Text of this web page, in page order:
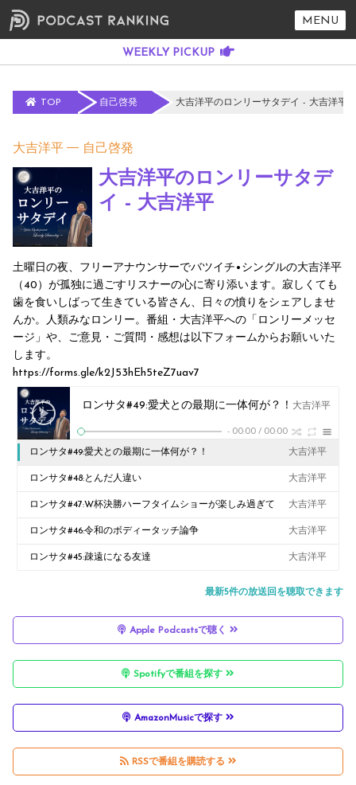
MENU
TOP 自己啓発 大吉洋平のロンリーサタデイ - 大吉洋平
大吉洋平 自己啓発
大吉洋平のロンリーサタデ
イ - 大吉洋平
土曜日の夜、フリーアナウンサーでバツイチ•シングルの大吉洋平
（40）が孤独に過ごすリスナーの心に寄り添います。寂しくても
歯を食いしばって生きている皆さん、日々の憤りをシェアしませ
んか。人類みなロンリー。番組・大吉洋平への「ロンリーメッセ
ージ」や、ご意見・ご質問・感想は以下フォームからお願いいた
します。
https://forms.gle/k2J53hEh5teZ7uav7
ロンサタ#49:愛犬との最期に一体何が？！ 大吉洋平
- 00:00 / 00:00
ロンサタ#49:愛犬との最期に一体何が？！ 大吉洋平
ロンサタ#48:とんだ人違い 大吉洋平
ロンサタ#47:W杯決勝ハーフタイムショーが楽しみ過ぎて 大吉洋平
ロンサタ#46:令和のボディータッチ論争 大吉洋平
ロンサタ#45:疎遠になる友達 大吉洋平
最新5件の放送回を聴取できます
Apple Podcastsで聴く
Spotifyで番組を探す
AmazonMusicで探す
RSSで番組を購読する